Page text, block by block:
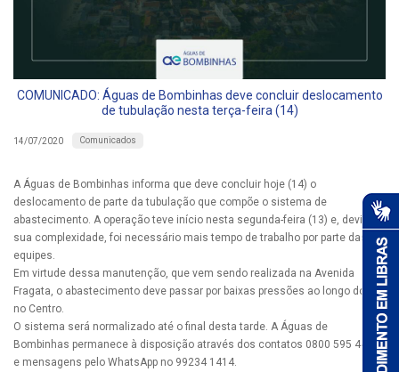
COMUNICADO: Águas de Bombinhas deve concluir deslocamento
de tubulação nesta terça-feira (14)
14/07/2020 Comunicados
A Águas de Bombinhas informa que deve concluir hoje (14) o
deslocamento de parte da tubulação que compõe o sistema de
abastecimento. A operação teve início nesta segunda-feira (13) e, devido a
sua complexidade, foi necessário mais tempo de trabalho por parte das
equipes.
Em virtude dessa manutenção, que vem sendo realizada na Avenida
Fragata, o abastecimento deve passar por baixas pressões ao longo do dia,
no Centro.
O sistema será normalizado até o final desta tarde. A Águas de
Bombinhas permanece à disposição através dos contatos 0800 595 4444
e mensagens pelo WhatsApp no 99234 1414.